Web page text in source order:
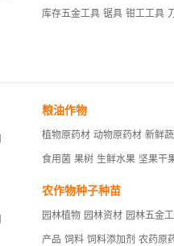
库存五金工具 锯具 钳工工具
粮油作物
植物原药材 动物原药材 新鲜
食用菌 果树 生鲜水果 坚果干
农作物种子种苗
园林植物 园林资材 园林五金
产品 饲料 饲料添加剂 农药原